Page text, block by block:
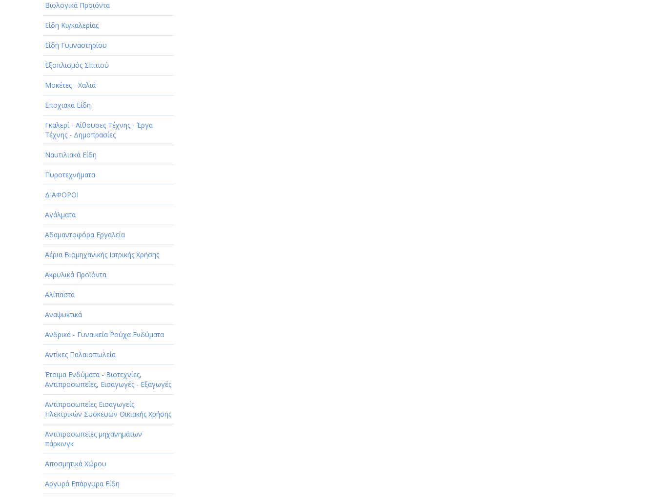
Βιολογικά Προιόντα
Είδη Κιγκαλερίας
Είδη Γυμναστηρίου
Εξοπλισμός Σπιτιού
Μοκέτες - Χαλιά
Εποχιακά Είδη
Γκαλερί - Αίθουσες Τέχνης - Έργα
Τέχνης - Δημοπρασίες
Ναυτιλιακά Είδη
Πυροτεχνήματα
ΔΙΑΦΟΡΟΙ
Αγάλματα
Αδαμαντοφόρα Εργαλεία
Αέρια Βιομηχανικής Ιατρικής Χρήσης
Ακρυλικά Προϊόντα
Αλίπαστα
Αναψυκτικά
Ανδρικά - Γυναικεία Ρούχα Ενδύματα
Αντίκες Παλαιοπωλεία
Έτοιμα Ενδύματα - Βιοτεχνίες,
Αντιπροσωπείες, Εισαγωγές - Εξαγωγές
Αντιπροσωπείες Εισαγωγείς
Ηλεκτρικών Συσκευών Οικιακής Χρήσης
Αντιπροσωπείες μηχανημάτων
πάρκινγκ
Αποσμητικά Χώρου
Αργυρά Επάργυρα Είδη